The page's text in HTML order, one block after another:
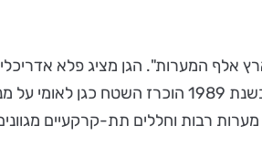
אלף המערות". הגן מציג פלא
מגידול יונים, דרך איחסון ומגורים
משתרע על שטח של 5,000 דונם ובו מערות רבות